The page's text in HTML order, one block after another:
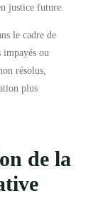
justice future.
le cadre de
impayés ou
résolus,
plus
de la